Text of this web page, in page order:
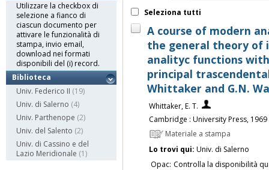
Utilizzare la checkbox di
selezione a fianco di
ciascun documento per
attivare le funzionalità di
stampa, invio email,
download nei formati
disponibili del (i) record.
Biblioteca
Univ. Federico II (19)
Univ. di Salerno (4)
Univ. Parthenope (2)
Univ. del Salento (2)
Univ. di Cassino e del
Lazio Meridionale (1)
Seleziona tutti
A course of modern
the general theory of
analityc functions
principal
Whittaker and G.N.
Whittaker, E. T.
Cambridge : University Press, 1969
Materiale a stampa
Lo trovi qui: Univ. di Salerno
Opac: Controlla la disponibilità